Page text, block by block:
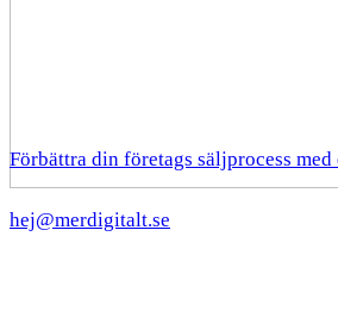
Förbättra din företags säljprocess
hej@merdigitalt.se